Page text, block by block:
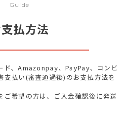
Guide
払方法
ド、Amazonpay、PayPay、コンビ
支払い(審査通過後)のお支払方法を
ご希望の方は、ご入金確認後に発送